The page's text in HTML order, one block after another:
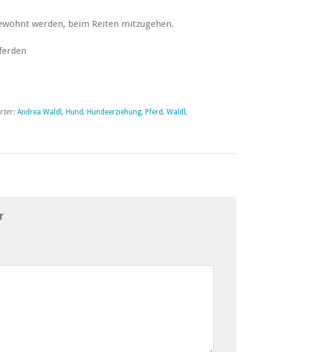
werden, beim Reiten mitzugehen.
Andrea Waldl , Hund, Hundeerziehung, Pferd, Waldl ,